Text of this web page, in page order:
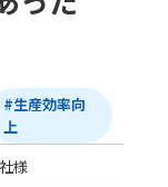
#生産効率向
上
様